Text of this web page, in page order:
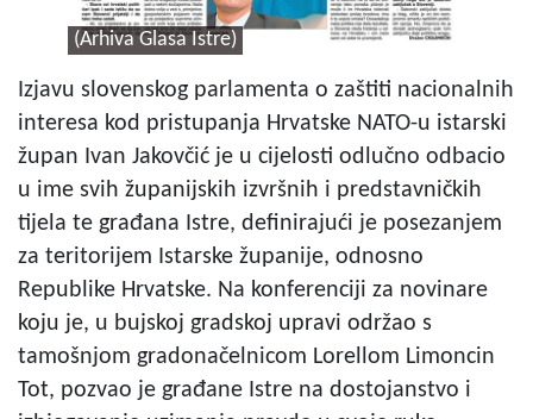
(Arhiva Glasa Istre)
Izjavu slovenskog parlamenta o zaštiti nacionalnih
interesa kod pristupanja Hrvatske NATO-u istarski
župan Ivan Jakovčić je u cijelosti odlučno odbacio
u ime svih županijskih izvršnih i predstavničkih
tijela te građana Istre, definirajući je posezanjem
za teritorijem Istarske županije, odnosno
Republike Hrvatske. Na konferenciji za novinare
koju je, u bujskoj gradskoj upravi održao s
tamošnjom gradonačelnicom Lorellom Limoncin
Tot, pozvao je građane Istre na dostojanstvo i